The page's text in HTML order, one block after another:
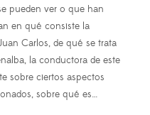
pueden ver o que han
en qué consiste la
Carlos, de qué se trata
la conductora de este
sobre ciertos aspectos
sobre qué es…